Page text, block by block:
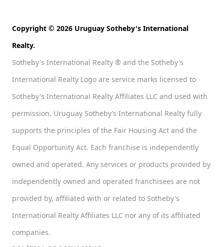
Copyright © 2026 Uruguay Sotheby's International
Realty.
Sotheby's International Realty ® and the Sotheby's
International Realty Logo are service marks licensed to
Sotheby's International Realty Affiliates LLC and used with
permission. Uruguay Sotheby’s International Realty fully
supports the principles of the Fair Housing Act and the
Equal Opportunity Act. Each franchise is independently
owned and operated. Any services or products provided by
independently owned and operated franchisees are not
provided by, affiliated with or related to Sotheby's
International Realty Affiliates LLC nor any of its affiliated
companies.